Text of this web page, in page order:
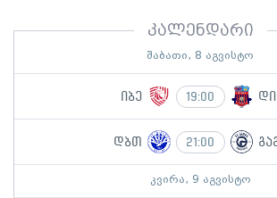
კალენდარი
შაბათი, 8 აგვისტო
იბე 19:00
დბთ 21:00
კვირა, 9 აგვისტო